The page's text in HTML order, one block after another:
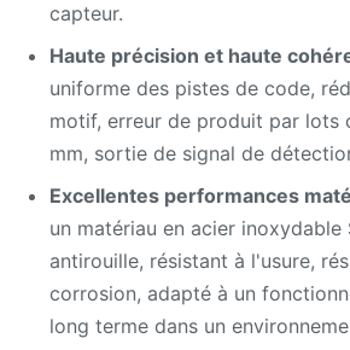
capteur.
Haute précision et haute
uniforme des pistes de code,
motif, erreur de produit par lots
mm, sortie de signal de
Excellentes performances
un matériau en acier inoxydable
antirouille, résistant à l'usure,
corrosion, adapté à un
long terme dans un